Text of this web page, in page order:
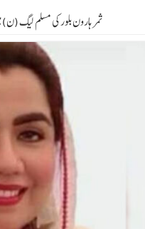
ثمر ہارون بلور کی مسلم لیگ (ن)